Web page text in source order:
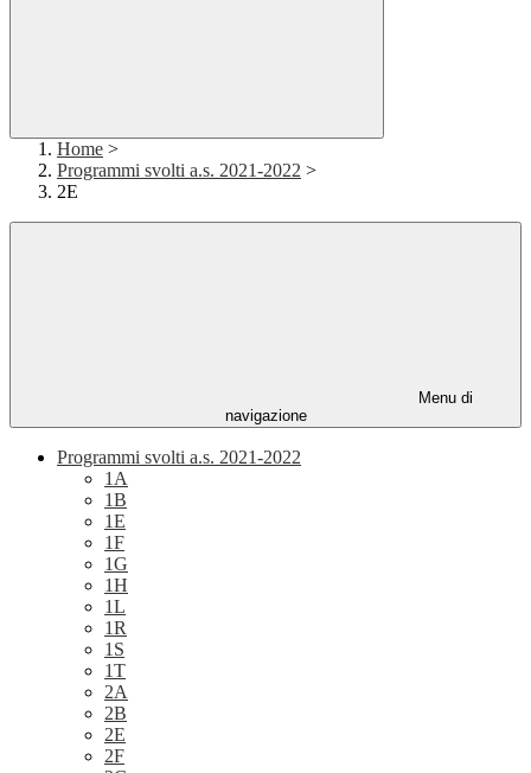
Home >
Programmi svolti a.s. 2021-2022 >
2E
Menu di
navigazione
Programmi svolti a.s. 2021-2022
1A
1B
1E
1F
1G
1H
1L
1R
1S
1T
2A
2B
2E
2F